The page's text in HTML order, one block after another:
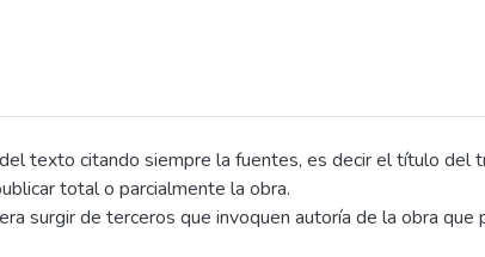
texto citando siempre la fuentes, es decir el título del
total o parcialmente la obra.
surgir de terceros que invoquen autoría de la obra que